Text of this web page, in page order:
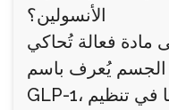
الأنسولين؟
مادة فعالة تُحاكي
يُعرف باسم
GLP-1، والذي يلعب دورًا مهمًا في تنظيم